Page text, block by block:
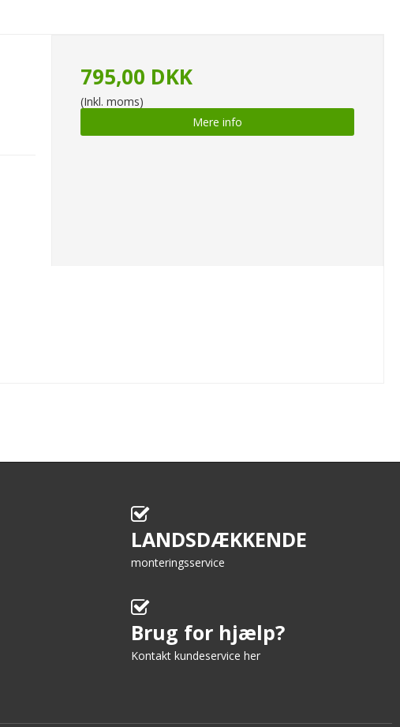
795,00 DKK
(Inkl. moms)
Mere info
LANDSDÆKKENDE
monteringsservice
Brug for hjælp?
Kontakt kundeservice her